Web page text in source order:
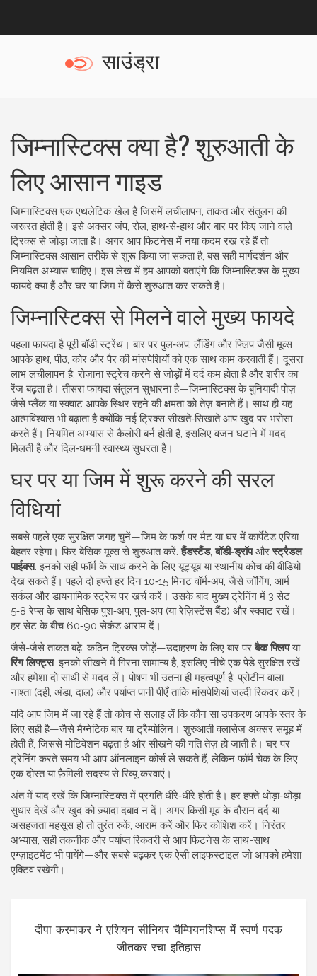
जिम्नास्टिक्स क्या है? शुरुआती के
लिए आसान गाइड
जिम्नास्टिक्स एक एथलेटिक खेल है जिसमें लचीलापन, ताकत और संतुलन की
जरूरत होती है। इसे अक्सर जंप, रोल, हाथ‑से‑हाथ और बार पर किए जाने वाले
ट्रिक्स से जोड़ा जाता है। अगर आप फिटनेस में नया कदम रख रहे हैं तो
जिम्नास्टिक्स आसान तरीके से शुरू किया जा सकता है, बस सही मार्गदर्शन और
नियमित अभ्यास चाहिए। इस लेख में हम आपको बताएंगे कि जिम्नास्टिक्स के मुख्य
फायदे क्या हैं और घर या जिम में कैसे शुरुआत कर सकते हैं।
जिम्नास्टिक्स से मिलने वाले मुख्य फायदे
पहला फायदा है पूरी बॉडी स्ट्रेंथ। बार पर पुल‑अप, लैंडिंग और फ्लिप जैसी मूव्स
आपके हाथ, पीठ, कोर और पैर की मांसपेशियों को एक साथ काम करवाती हैं। दूसरा
लाभ लचीलापन है; रोज़ाना स्ट्रेच करने से जोड़ों में दर्द कम होता है और शरीर का
रेंज बढ़ता है। तीसरा फायदा संतुलन सुधारना है—जिम्नास्टिक्स के बुनियादी पोज़
जैसे प्लैंक या स्क्वाट आपके स्थिर रहने की क्षमता को तेज़ बनाते हैं। साथ ही यह
आत्मविश्वास भी बढ़ाता है क्योंकि नई ट्रिक्स सीखते‑सिखाते आप खुद पर भरोसा
करते हैं। नियमित अभ्यास से कैलोरी बर्न होती है, इसलिए वजन घटाने में मदद
मिलती है और दिल‑धमनी स्वास्थ्य सुधरता है।
घर पर या जिम में शुरू करने की सरल
विधियां
सबसे पहले एक सुरक्षित जगह चुनें—जिम के फर्श पर मैट या घर में कार्पेटेड एरिया
बेहतर रहेगा। फिर बेसिक मूव्स से शुरुआत करें:हैंडस्टैंड,बॉडी‑ड्रॉपऔरस्ट्रैडल
पाईक्स. इनको सही फॉर्म के साथ करने के लिए यूट्यूब या स्थानीय कोच की वीडियो
देख सकते हैं। पहले दो हफ्ते हर दिन 10‑15 मिनट वॉर्म‑अप, जैसे जॉगिंग, आर्म
सर्कल और डायनामिक स्ट्रेच पर खर्च करें। उसके बाद मुख्य ट्रेनिंग में 3 सेट
5‑8 रेप्स के साथ बेसिक पुश‑अप, पुल‑अप (या रेज़िस्टेंस बैंड) और स्क्वाट रखें।
हर सेट के बीच 60‑90 सेकंड आराम दें।
जैसे-जैसे ताकत बढ़े, कठिन ट्रिक्स जोड़ें—उदाहरण के लिए बार परबैक फ्लिपया
रिंग लिफ्ट्स. इनको सीखने में गिरना सामान्य है, इसलिए नीचे एक पेडे सुरक्षित रखें
और हमेशा दो साथी से मदद लें। पोषण भी उतना ही महत्वपूर्ण है; प्रोटीन वाला
नाश्ता (दही, अंडा, दाल) और पर्याप्त पानी पीएँ ताकि मांसपेशियां जल्दी रिकवर करें।
यदि आप जिम में जा रहे हैं तो कोच से सलाह लें कि कौन सा उपकरण आपके स्तर के
लिए सही है—जैसे मैग्नेटिक बार या ट्रैम्पोलिन। शुरुआती क्लासेज़ अक्सर समूह में
होती हैं, जिससे मोटिवेशन बढ़ता है और सीखने की गति तेज़ हो जाती है। घर पर
ट्रेनिंग करते समय भी आप ऑनलाइन कोर्स ले सकते हैं, लेकिन फॉर्म चेक के लिए
एक दोस्त या फ़ैमिली सदस्य से रिव्यू करवाएं।
अंत में याद रखें कि जिम्नास्टिक्स में प्रगति धीरे‑धीरे होती है। हर हफ़्ते थोड़ा‑थोड़ा
सुधार देखें और खुद को ज़्यादा दबाव न दें। अगर किसी मूव के दौरान दर्द या
असहजता महसूस हो तो तुरंत रुकें, आराम करें और फिर कोशिश करें। निरंतर
अभ्यास, सही तकनीक और पर्याप्त रिकवरी से आप फिटनेस के साथ-साथ
एग्ज़ाइटमेंट भी पायेंगे—और सबसे बढ़कर एक ऐसी लाइफस्टाइल जो आपको हमेशा
एक्टिव रखेगी।
दीपा करमाकर ने एशियन सीनियर चैम्पियनशिप्स में स्वर्ण पदक
जीतकर रचा इतिहास